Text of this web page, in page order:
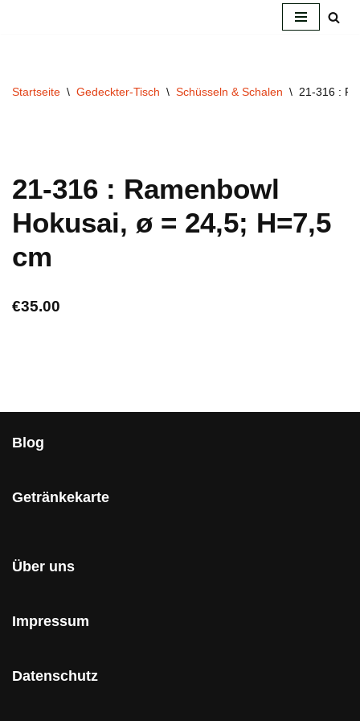
Startseite \ Gedeckter-Tisch \ Schüsseln & Schalen \ 21-316 :
21-316 : Ramenbowl
Hokusai, ø = 24,5; H=7,5
cm
€35.00
Blog
Getränkekarte
Über uns
Impressum
Datenschutz